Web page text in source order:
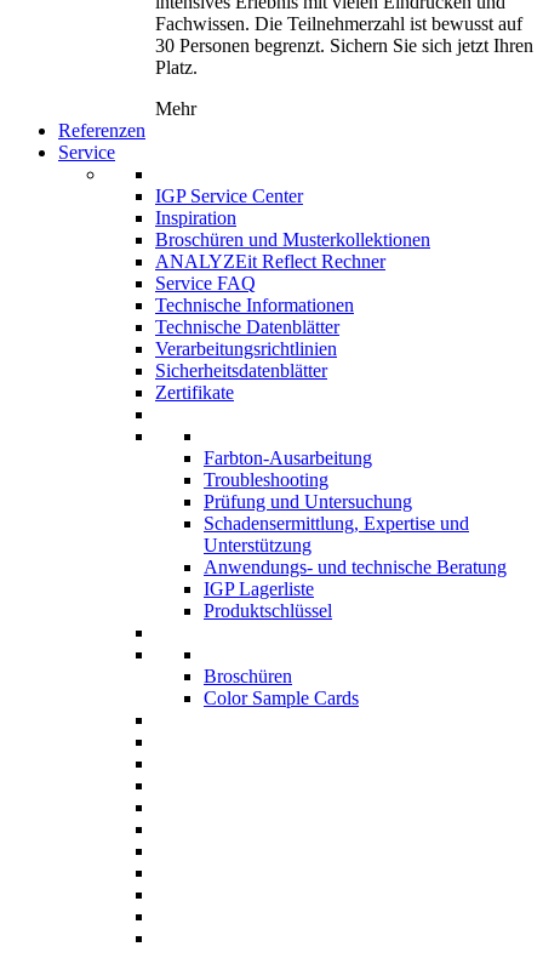
Fachwissen. Die Teilnehmerzahl ist bewusst auf
30 Personen begrenzt. Sichern Sie sich jetzt Ihren
Platz.
Mehr
Referenzen
Service
IGP Service Center
Inspiration
Broschüren und Musterkollektionen
ANALYZEit Reflect Rechner
Service FAQ
Technische Informationen
Technische Datenblätter
Verarbeitungsrichtlinien
Sicherheitsdatenblätter
Zertifikate
Farbton-Ausarbeitung
Troubleshooting
Prüfung und Untersuchung
Schadensermittlung, Expertise und
Unterstützung
Anwendungs- und technische Beratung
IGP Lagerliste
Produktschlüssel
Broschüren
Color Sample Cards